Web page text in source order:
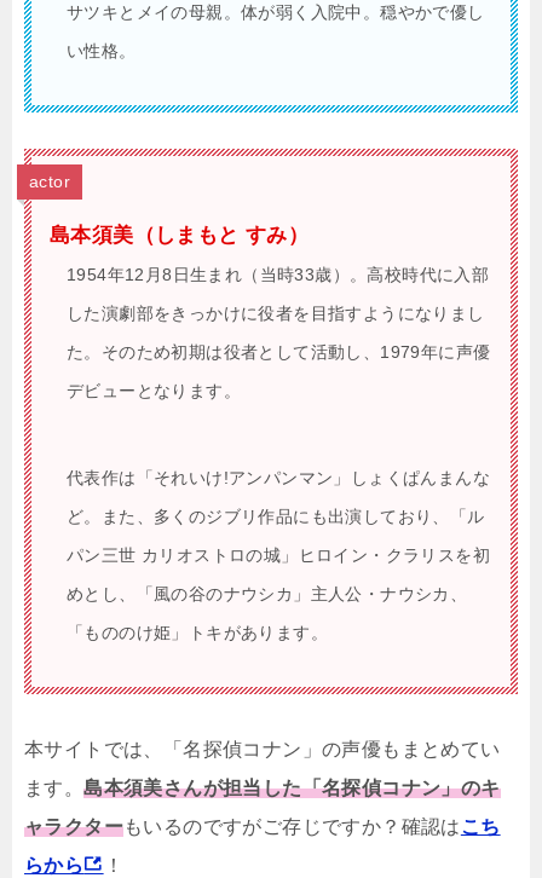
サツキとメイの母親。体が弱く入院中。穏やかで優し
い性格。
actor
島本須美（しまもと すみ）
1954年12月8日生まれ（当時33歳）。高校時代に入部
した演劇部をきっかけに役者を目指すようになりまし
た。そのため初期は役者として活動し、1979年に声優
デビューとなります。
代表作は「それいけ!アンパンマン」しょくぱんまんな
ど。また、多くのジブリ作品にも出演しており、「ル
パン三世 カリオストロの城」ヒロイン・クラリスを初
めとし、「風の谷のナウシカ」主人公・ナウシカ、
「もののけ姫」トキがあります。
本サイトでは、「名探偵コナン」の声優もまとめてい
ます。島本須美さんが担当した「名探偵コナン」のキ
ャラクターもいるのですがご存じですか？確認はこち
らから
！